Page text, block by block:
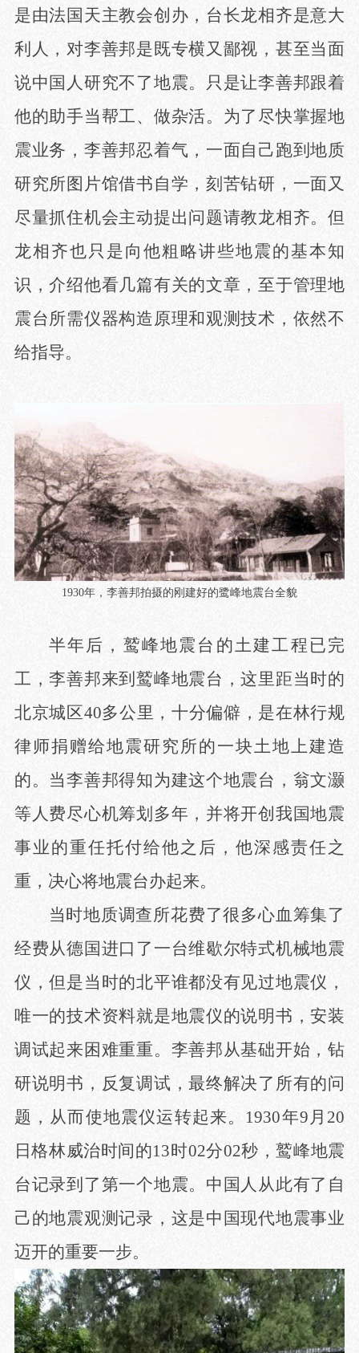
是由法国天主教会创办，台长龙相齐是意大
利人，对李善邦是既专横又鄙视，甚至当面
说中国人研究不了地震。只是让李善邦跟着
他的助手当帮工、做杂活。为了尽快掌握地
震业务，李善邦忍着气，一面自己跑到地质
研究所图片馆借书自学，刻苦钻研，一面又
尽量抓住机会主动提出问题请教龙相齐。但
龙相齐也只是向他粗略讲些地震的基本知
识，介绍他看几篇有关的文章，至于管理地
震台所需仪器构造原理和观测技术，依然不
给指导。
1930年，李善邦拍摄的刚建好的鹭峰地震台全貌
半年后，鹫峰地震台的土建工程已完
工，李善邦来到鹫峰地震台，这里距当时的
北京城区40多公里，十分偏僻，是在林行规
律师捐赠给地震研究所的一块土地上建造
的。当李善邦得知为建这个地震台，翁文灏
等人费尽心机筹划多年，并将开创我国地震
事业的重任托付给他之后，他深感责任之
重，决心将地震台办起来。
当时地质调查所花费了很多心血筹集了
经费从德国进口了一台维歇尔特式机械地震
仪，但是当时的北平谁都没有见过地震仪，
唯一的技术资料就是地震仪的说明书，安装
调试起来困难重重。李善邦从基础开始，钻
研说明书，反复调试，最终解决了所有的问
题，从而使地震仪运转起来。 1930年9月20
日格林威治时间的13时02分02秒，鹫峰地震
台记录到了第一个地震。中国人从此有了自
己的地震观测记录，这是中国现代地震事业
迈开的重要一步。